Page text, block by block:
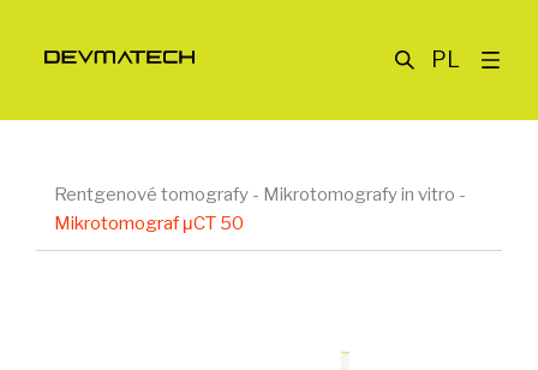
PL
Rentgenové tomografy- Mikrotomografy in vitro -
Mikrotomograf μCT 50